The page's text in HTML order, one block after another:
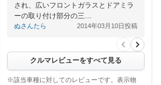
され、広いフロントガラスとドアミラ
ーの取り付け部分の三…
ぬさんたら 2014年03月10日投稿
クルマレビューをすべて見る
※該当車種に対してのレビューです。表示物